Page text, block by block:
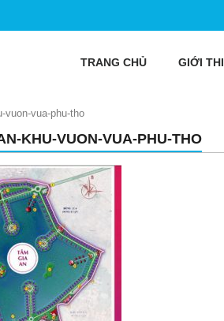
TRANG CHỦ GIỚI
vuon-vua-phu-tho
KHU-VUON-VUA-PHU-THO